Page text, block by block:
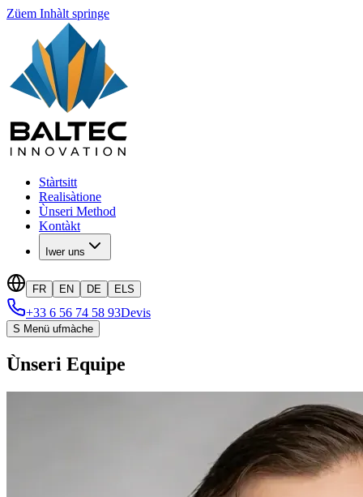
Züem Inhàlt springe
Stàrtsitt
Realisàtione
Ùnseri Method
Kontàkt
Iwer uns
FR EN DE ELS
+33 6 56 74 58 93Devis
S Menü ufmàche
Ùnseri Equipe